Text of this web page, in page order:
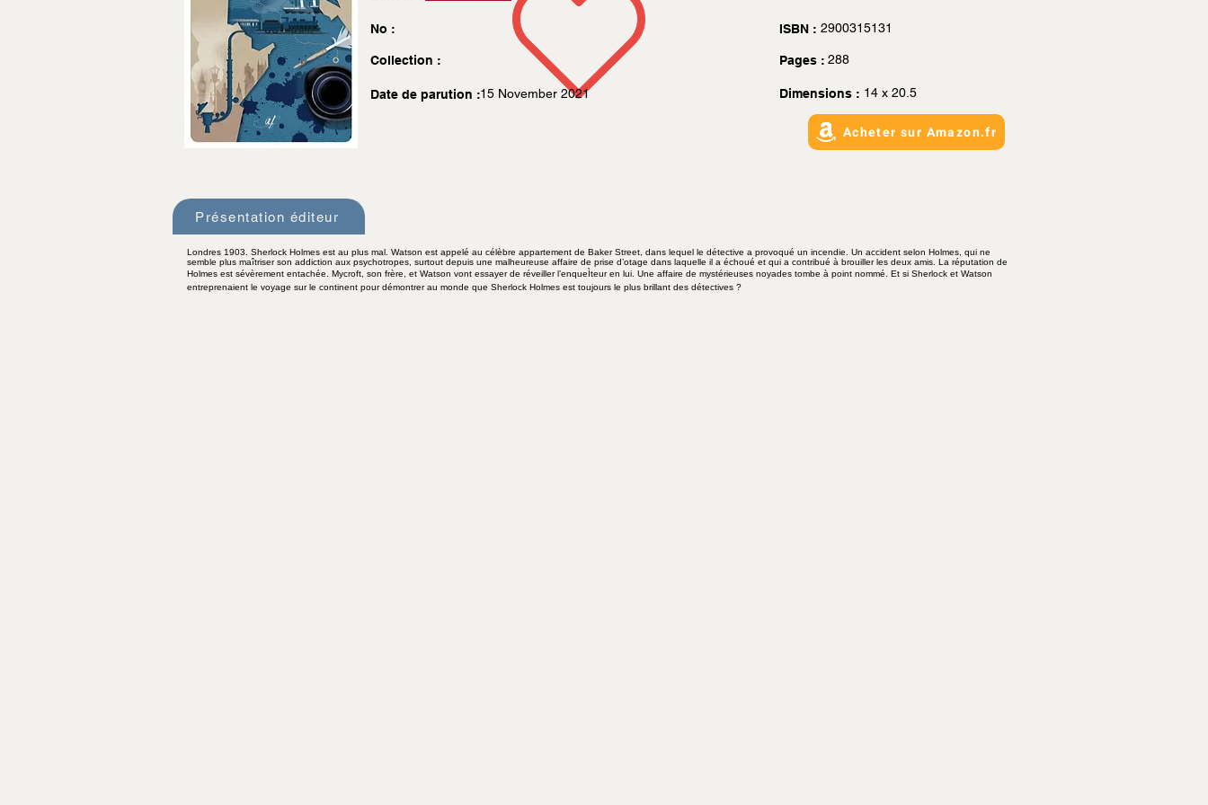
No :
Collection :
Date de parution :15 November 2021
ISBN : 2900315131
Pages : 288
Dimensions : 14 x 20.5
Acheter sur Amazon.fr
Présentation éditeur
Londres 1903. Sherlock Holmes est au plus mal. Watson est appelé au célèbre appartement de Baker Street, dans lequel le détective a provoqué un incendie. Un accident selon Holmes, qui ne
semble plus maîtriser son addiction aux psychotropes, surtout depuis une malheureuse affaire de prise d’otage dans laquelle il a échoué et qui a contribué à brouiller les deux amis. La réputation de
Holmes est sévèrement entachée. Mycroft, son frère, et Watson vont essayer de réveiller l’enqueÌteur en lui. Une affaire de mystérieuses noyades tombe à point nommé. Et si Sherlock et Watson
entreprenaient le voyage sur le continent pour démontrer au monde que Sherlock Holmes est toujours le plus brillant des détectives ?